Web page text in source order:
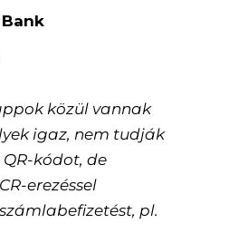
közül vannak
igaz, nem tudják
kódot, de
erezéssel
pl.